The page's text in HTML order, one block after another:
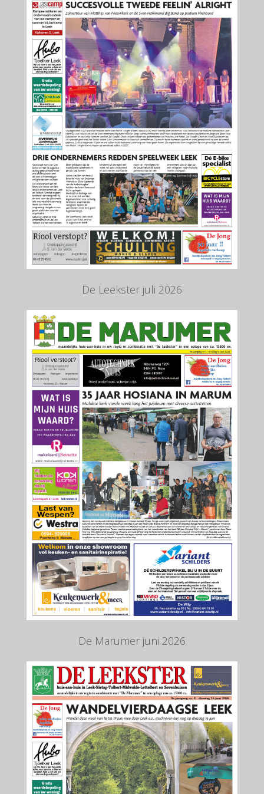
De Leekster juli 2026
De Marumer juni 2026